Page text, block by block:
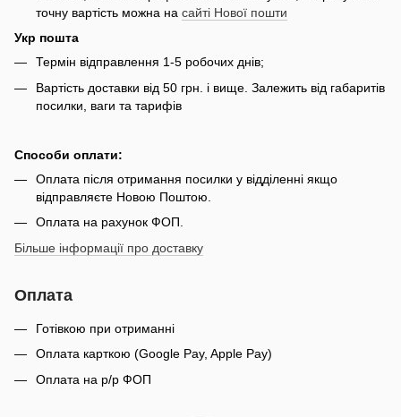
точну вартість можна на сайті Нової пошти
Укр пошта
Термін відправлення 1-5 робочих днів;
Вартість доставки від 50 грн. і вище. Залежить від габаритів
посилки, ваги та тарифів
Способи оплати:
Оплата після отримання посилки у відділенні якщо
відправляєте Новою Поштою.
Оплата на рахунок ФОП.
Більше інформації про доставку
Оплата
Готівкою при отриманні
Оплата карткою (Google Pay, Apple Pay)
Оплата на р/р ФОП